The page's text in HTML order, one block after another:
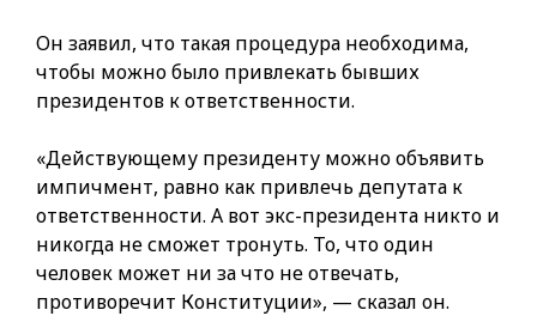
Он заявил, что такая процедура необходима,
чтобы можно было привлекать бывших
президентов к ответственности.
«Действующему президенту можно объявить
импичмент, равно как привлечь депутата к
ответственности. А вот экс-президента никто и
никогда не сможет тронуть. То, что один
человек может ни за что не отвечать,
противоречит Конституции», — сказал он.